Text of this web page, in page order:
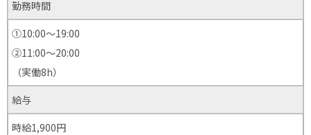
勤務時間
①10:00～19:00
②11:00～20:00
（実働8h）
給与
時給1,900円